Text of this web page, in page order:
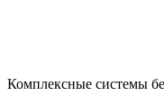
Комплексные системы